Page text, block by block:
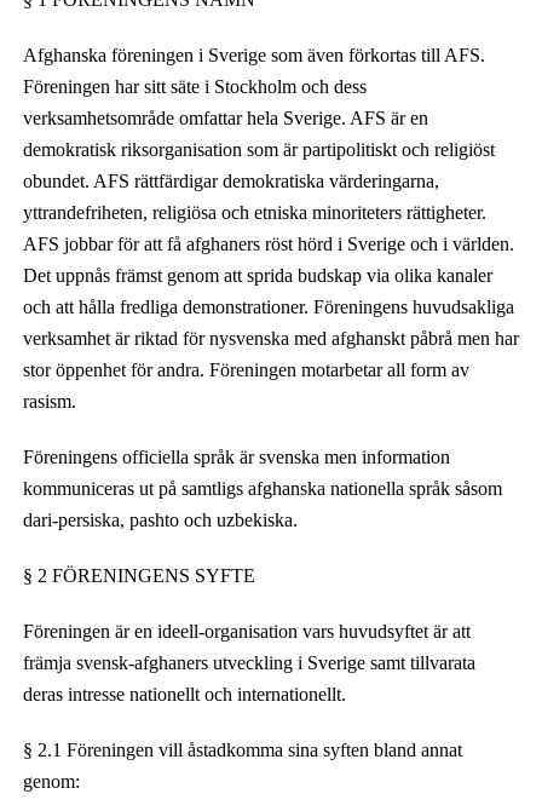
Afghanska föreningen i Sverige som även förkortas till AFS.
Föreningen har sitt säte i Stockholm och dess
verksamhetsområde omfattar hela Sverige. AFS är en
demokratisk riksorganisation som är partipolitiskt och religiöst
obundet. AFS rättfärdigar demokratiska värderingarna,
yttrandefriheten, religiösa och etniska minoriteters rättigheter.
AFS jobbarföratt få afghaners röst hörd i Sverige och i världen.
Det uppnås främst genom att sprida budskap via olika kanaler
och att hålla fredliga demonstrationer. Föreningens huvudsakliga
verksamhet är riktad för nysvenska med afghanskt påbrå men har
stor öppenhet för andra. Föreningen motarbetar all form av
rasism.
Föreningens officiella språk är svenska men information
kommuniceras ut på samtligs afghanska nationella språk såsom
dari-persiska, pashto och uzbekiska.
§ 2 FÖRENINGENS SYFTE
Föreningen är en ideell-organisation vars huvudsyftet är att
främja svensk-afghaners utveckling i Sverige samt tillvarata
deras intresse nationellt och internationellt.
§ 2.1 Föreningen vill åstadkomma sina syften bland annat
genom: